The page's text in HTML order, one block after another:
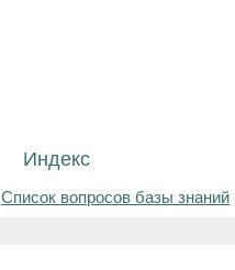
Индекс
Список вопросов базы знаний